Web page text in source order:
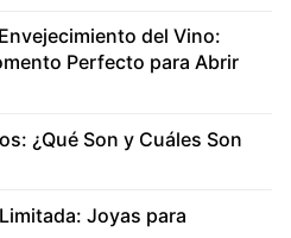
del Vino:
Perfecto para Abrir
¿Qué Son y Cuáles Son
Joyas para